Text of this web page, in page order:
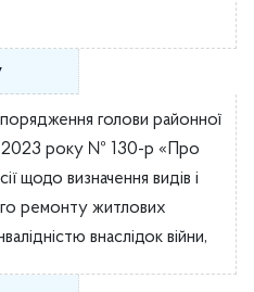
комітету
голови районної
2023 року № 130-р «Про
щодо визначення видів і
ремонту житлових
внаслідок війни,